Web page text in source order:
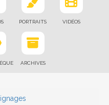
PORTRAITS VIDÉOS
ARCHIVES